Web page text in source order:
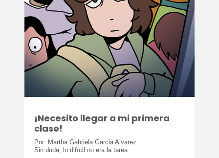
¡Necesito llegar a mi primera
clase!
Por: Martha Gabriela Garcia Alvarez
Sin duda, lo difícil no era la tarea